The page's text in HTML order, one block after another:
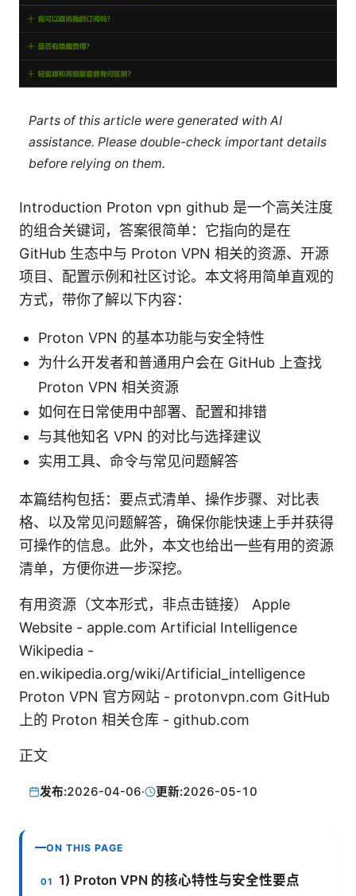
Parts of this article were generated with AI
assistance. Please double-check important details
before relying on them.
Introduction Proton vpn github 是一个高关注度
的组合关键词，答案很简单：它指向的是在
GitHub 生态中与 Proton VPN 相关的资源、开源
项目、配置示例和社区讨论。本文将用简单直观的
方式，带你了解以下内容：
Proton VPN 的基本功能与安全特性
为什么开发者和普通用户会在 GitHub 上查找
Proton VPN 相关资源
如何在日常使用中部署、配置和排错
与其他知名 VPN 的对比与选择建议
实用工具、命令与常见问题解答
本篇结构包括：要点式清单、操作步骤、对比表
格、以及常见问题解答，确保你能快速上手并获得
可操作的信息。此外，本文也给出一些有用的资源
清单，方便你进一步深挖。
有用资源（文本形式，非点击链接） Apple
Website - apple.com Artificial Intelligence
Wikipedia -
en.wikipedia.org/wiki/Artificial_intelligence
Proton VPN 官方网站 - protonvpn.com GitHub
上的 Proton 相关仓库 - github.com
正文
发布:2026-04-06· 更新:2026-05-10
ON THIS PAGE
1) Proton VPN 的核心特性与安全性要点